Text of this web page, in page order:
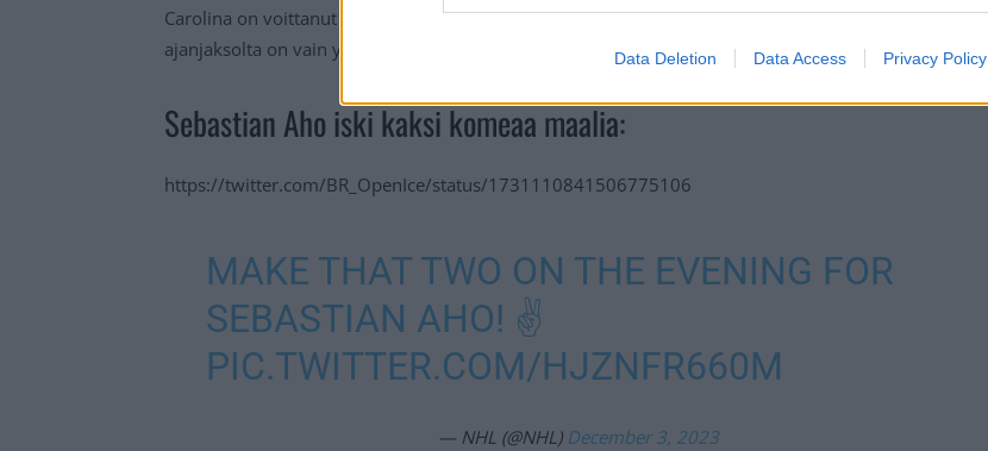
Data Deletion Data Access Privacy Policy
Carolina on voittanut kolme viimeisestä neljästä ottelustaan. Buffalon saldo puolestaan samalta
ajanjaksolta on vain yksi voitto.
Sebastian Aho iski kaksi komeaa maalia:
https://twitter.com/BR_OpenIce/status/1731110841506775106
MAKE THAT TWO ON THE EVENING FOR
SEBASTIAN AHO! ✌️
PIC.TWITTER.COM/HJZNFR660M
— NHL (@NHL) December 3, 2023